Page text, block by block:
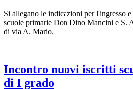
Si allegano le indicazioni per l'ingresso
scuole primarie Don Dino Mancini e S.
di via A. Mario.
Incontro nuovi iscritti
di I grado